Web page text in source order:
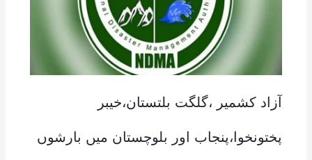
آزاد کشمیر ،گلگت بلتستان،خیبر
پختونخوا،پنجاب اور بلوچستان میں بارشوں